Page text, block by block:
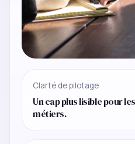
Clarté de pilotage
Un cap plus lisible pour
métiers.